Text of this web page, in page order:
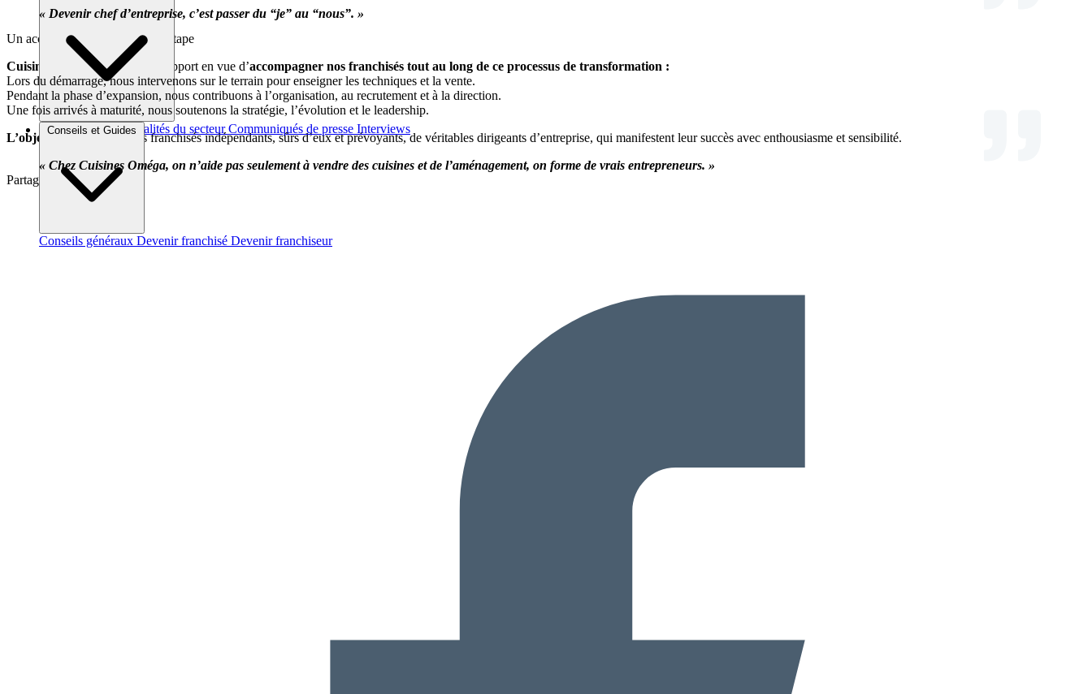
Brèves et actus Actualités du secteur Communiqués de presse Interviews
Conseils et Guides
Conseils généraux Devenir franchisé Devenir franchiseur
« Devenir chef d’entreprise, c’est passer du “je” au “nous”. »
Un accompagnement à chaque étape
Cuisines Oméga élabore son support en vue d’accompagner nos franchisés tout au long de ce processus de transformation :
Lors du démarrage, nous intervenons sur le terrain pour enseigner les techniques et la vente.
Pendant la phase d’expansion, nous contribuons à l’organisation, au recrutement et à la direction.
Une fois arrivés à maturité, nous soutenons la stratégie, l’évolution et le leadership.
L’objectif :développer des franchisés indépendants, sûrs d’eux et prévoyants, de véritables dirigeants d’entreprise, qui manifestent leur succès avec enthousiasme et sensibilité.
« Chez Cuisines Oméga, on n’aide pas seulement à vendre des cuisines et de l’aménagement, on forme de vrais entrepreneurs. »
Partager sur :